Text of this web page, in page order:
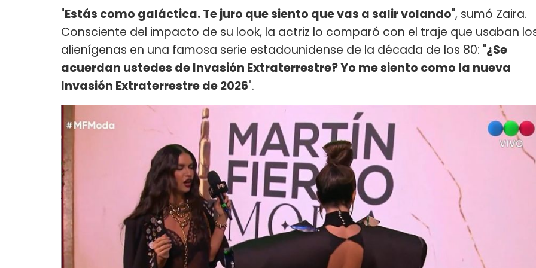
"Estás como galáctica. Te juro que siento que vas a salir volando", sumó Zaira.
Consciente del impacto de su look, la actriz lo comparó con el traje que usaban
alienígenas en una famosa serie estadounidense de la década de los 80: "¿Se
acuerdan ustedes de Invasión Extraterrestre? Yo me siento como la nueva
Invasión Extraterrestre de 2026".